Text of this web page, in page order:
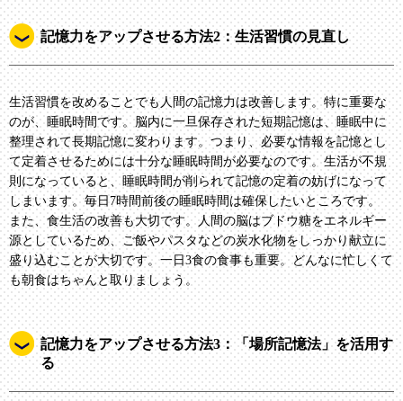
記憶力をアップさせる方法2：生活習慣の見直し
生活習慣を改めることでも人間の記憶力は改善します。特に重要な
のが、睡眠時間です。脳内に一旦保存された短期記憶は、睡眠中に
整理されて長期記憶に変わります。つまり、必要な情報を記憶とし
て定着させるためには十分な睡眠時間が必要なのです。生活が不規
則になっていると、睡眠時間が削られて記憶の定着の妨げになって
しまいます。毎日7時間前後の睡眠時間は確保したいところです。
また、食生活の改善も大切です。人間の脳はブドウ糖をエネルギー
源としているため、ご飯やパスタなどの炭水化物をしっかり献立に
盛り込むことが大切です。一日3食の食事も重要。どんなに忙しくて
も朝食はちゃんと取りましょう。
記憶力をアップさせる方法3：「場所記憶法」を活用す
る